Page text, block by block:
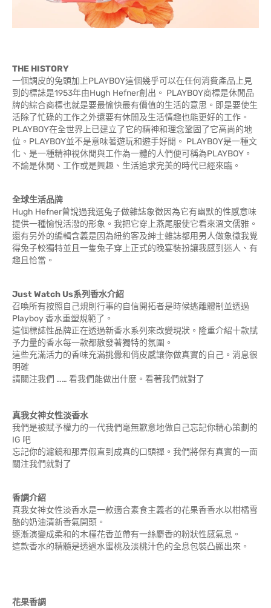
THE HISTORY
一個調皮的兔頭加上PLAYBOY這個幾乎可以在任何消費產品上見
到的標誌是1953年由Hugh Hefner創出。 PLAYBOY商標是休閒品
牌的綜合商標也就是要最愉快最有價值的生活的意思。即是要使生
活除了忙碌的工作之外還要有休閒及生活情趣也能更好的工作。
PLAYBOY在全世界上已建立了它的精神和理念鞏固了它高尚的地
位。PLAYBOY並不是意味著遊玩和遊手好閒。 PLAYBOY是一種文
化、是一種精神視休閒與工作為一體的人們便可稱為PLAYBOY。
不論是休閒、工作或是興趣、生活追求完美的時代已經來臨。
全球生活品牌
Hugh Hefner曾說過我選兔子做雜誌象徵因為它有幽默的性感意味
提供一種愉悅活潑的形象。我把它穿上燕尾服使它看來溫文儒雅。
還有另外的編輯含義是因為紐約客及紳士雜誌都用男人做象徵我覺
得兔子較獨特並且一隻兔子穿上正式的晚宴裝扮讓我感到迷人、有
趣且恰當。
Just Watch Us系列香水介紹
召喚所有按照自己規則行事的自信開拓者是時候逃離體制並透過
Playboy 香水重塑規範了。
這個標誌性品牌正在透過新香水系列來改變現狀。隆重介紹十款賦
予力量的香水每一款都散發著獨特的氛圍。
這些充滿活力的香味充滿挑釁和俏皮感讓你做真實的自己。消息很
明確
請關注我們 …… 看我們能做出什麼。看著我們就對了
真我女神女性淡香水
我們是被賦予權力的一代我們毫無歉意地做自己忘記你精心策劃的
IG 吧
忘記你的濾鏡和那弄假直到成真的口頭禪。我們將保有真實的一面
關注我們就對了
香調介紹
真我女神女性淡香水是一款適合素食主義者的花果香香水以柑橘雪
酪的奶油清新香氣開頭。
逐漸演變成柔和的木槿花香並帶有一絲麝香的粉狀性感氣息。
這款香水的精髓是透過水蜜桃及淡桃汁色的全息包裝凸顯出來。
花果香調